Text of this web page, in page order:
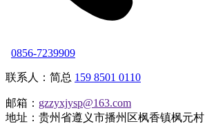
0856-7239909
联系人：简总 159 8501 0110
邮箱： gzzyxjysp@163.com
地址：贵州省遵义市播州区枫香镇枫元村